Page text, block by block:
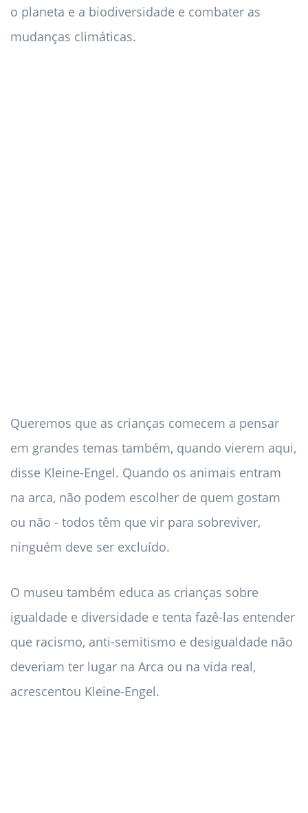
o planeta e a biodiversidade e combater as
mudanças climáticas.
Queremos que as crianças comecem a pensar
em grandes temas também, quando vierem aqui,
disse Kleine-Engel. Quando os animais entram
na arca, não podem escolher de quem gostam
ou não - todos têm que vir para sobreviver,
ninguém deve ser excluído.
O museu também educa as crianças sobre
igualdade e diversidade e tenta fazê-las entender
que racismo, anti-semitismo e desigualdade não
deveriam ter lugar na Arca ou na vida real,
acrescentou Kleine-Engel.